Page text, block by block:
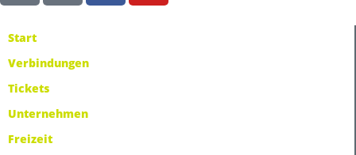
Start
Verbindungen
Tickets
Unternehmen
Freizeit